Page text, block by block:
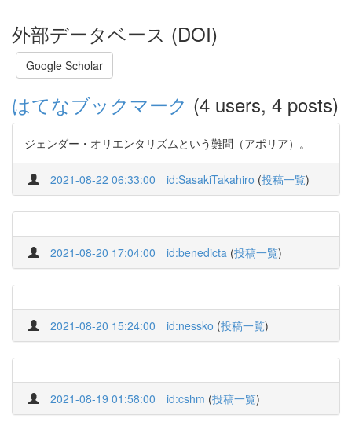
外部データベース (DOI)
Google Scholar
はてなブックマーク (4 users, 4 posts)
ジェンダー・オリエンタリズムという難問（アポリア）。
2021-08-22 06:33:00 id:SasakiTakahiro (投稿一覧)
2021-08-20 17:04:00 id:benedicta (投稿一覧)
2021-08-20 15:24:00 id:nessko (投稿一覧)
2021-08-19 01:58:00 id:cshm (投稿一覧)